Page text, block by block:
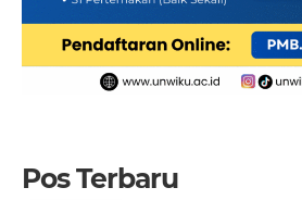
Pos Terbaru